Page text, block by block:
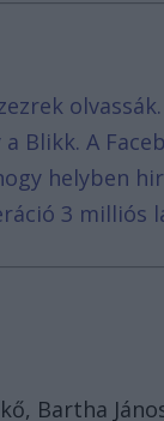
Blikk. A
helyben
3 milliós
Bartha